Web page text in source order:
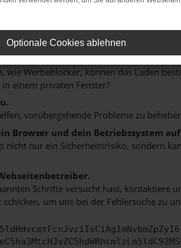
dir helfen können:
und deine Internetverbindung.
zum Beispiel deine Suchmaschine?
wie Werbeblocker, können das Laden
einem privaten Fenster?
vorübergehende Probleme zu
Browser und dein Betriebssystem
nicht nur ein Sicherheitsrisiko, sondern
Schritte versucht hast, kontaktiere
schicken, um uns bei der Fehlersuche zu
Optionale Cookies ablehnen